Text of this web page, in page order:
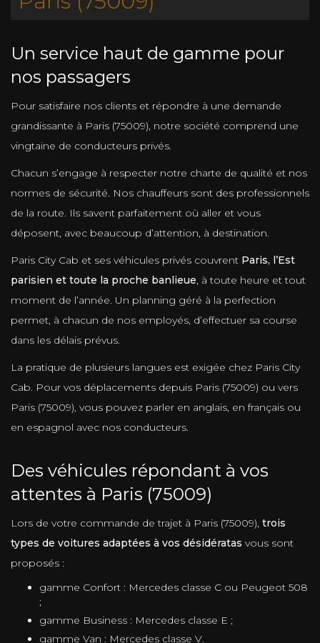
Un service haut de gamme pour
nos passagers
Pour satisfaire nos clients et répondre à une demande
grandissante à Paris (75009), notre société comprend une
vingtaine de conducteurs privés.
Chacun s’engage à respecter notre charte de qualité et nos
normes de sécurité. Nos chauffeurs sont des professionnels
de la route. Ils savent parfaitement où aller et vous
déposent, avec beaucoup d’attention, à destination.
Paris City Cab et ses véhicules privés couvrent Paris, l’Est
parisien et toute la proche banlieue, à toute heure et tout
moment de l’année. Un planning géré à la perfection
permet, à chacun de nos employés, d’effectuer sa course
dans les délais prévus.
La pratique de plusieurs langues est exigée chez Paris City
Cab. Pour vos déplacements depuis Paris (75009) ou vers
Paris (75009), vous pouvez parler en anglais, en français ou
en espagnol avec nos conducteurs.
Des véhicules répondant à vos
attentes à Paris (75009)
Lors de votre commande de trajet à Paris (75009), trois
types de voitures adaptées à vos désidératas vous sont
proposés :
gamme Confort : Mercedes classe C ou Peugeot 508
;
gamme Business : Mercedes classe E ;
gamme Van : Mercedes classe V.